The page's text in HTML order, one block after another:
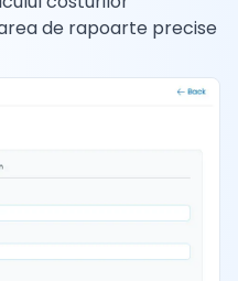
de rapoarte precise